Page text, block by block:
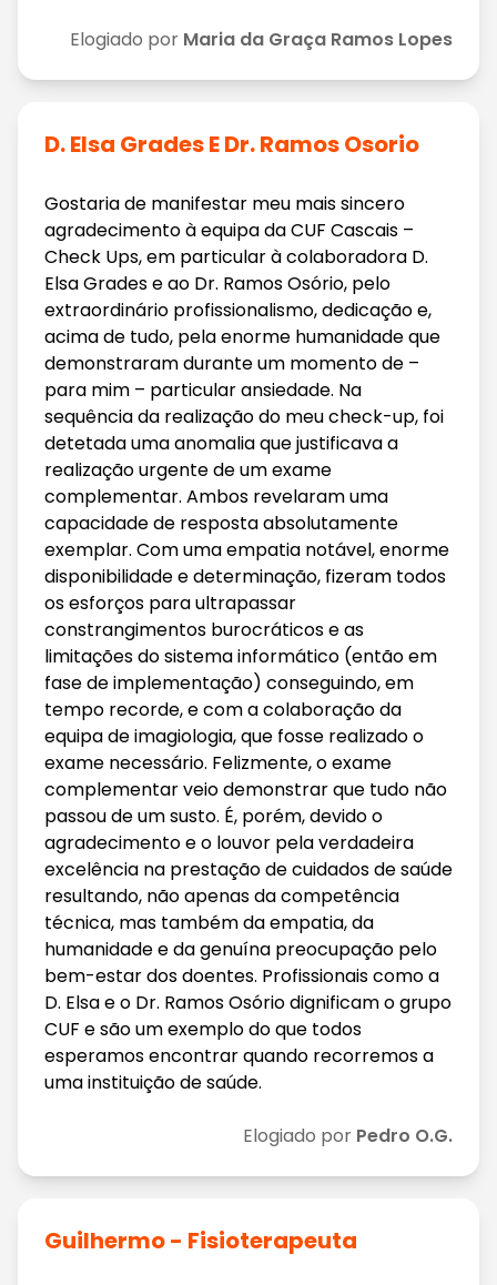
Elogiado por Maria da Graça Ramos Lopes
D. Elsa Grades E Dr. Ramos Osorio
Gostaria de manifestar meu mais sincero
agradecimento à equipa da CUF Cascais –
Check Ups, em particular à colaboradora D.
Elsa Grades e ao Dr. Ramos Osório, pelo
extraordinário profissionalismo, dedicação e,
acima de tudo, pela enorme humanidade que
demonstraram durante um momento de –
para mim – particular ansiedade. Na
sequência da realização do meu check-up, foi
detetada uma anomalia que justificava a
realização urgente de um exame
complementar. Ambos revelaram uma
capacidade de resposta absolutamente
exemplar. Com uma empatia notável, enorme
disponibilidade e determinação, fizeram todos
os esforços para ultrapassar
constrangimentos burocráticos e as
limitações do sistema informático (então em
fase de implementação) conseguindo, em
tempo recorde, e com a colaboração da
equipa de imagiologia, que fosse realizado o
exame necessário. Felizmente, o exame
complementar veio demonstrar que tudo não
passou de um susto. É, porém, devido o
agradecimento e o louvor pela verdadeira
excelência na prestação de cuidados de saúde
resultando, não apenas da competência
técnica, mas também da empatia, da
humanidade e da genuína preocupação pelo
bem-estar dos doentes. Profissionais como a
D. Elsa e o Dr. Ramos Osório dignificam o grupo
CUF e são um exemplo do que todos
esperamos encontrar quando recorremos a
uma instituição de saúde.
Elogiado por Pedro O.G.
Guilhermo - Fisioterapeuta